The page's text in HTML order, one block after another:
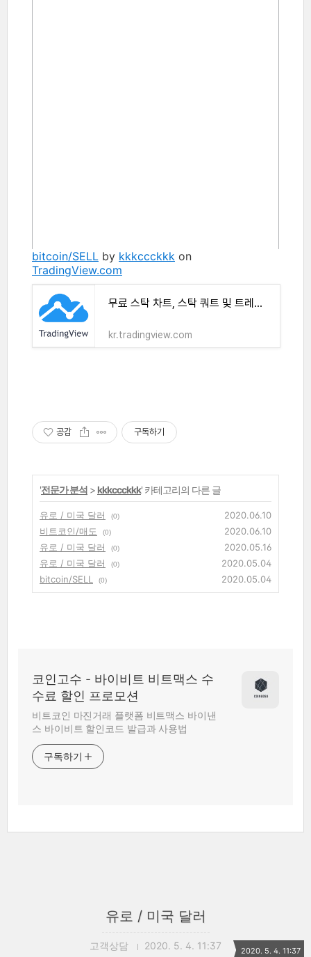
bitcoin/SELL by kkkccckkk on
TradingView.com
무료 스탁 차트, 스탁 쿼트 및 트레이드 아이디어
kr.tradingview.com
공감 구독하기
'전문가 분석 > kkkccckkk' 카테고리의 다른 글
유로 / 미국 달러 (0)
2020.06.10
비트코인/매도
(0)
2020.06.10
유로 / 미국 달러
(0)
2020.05.16
유로 / 미국 달러
(0)
2020.05.04
bitcoin/SELL
(0) 2020.05.04
코인고수 - 바이비트 비트맥스 수
수료 할인 프로모션
비트코인 마진거래 플랫폼 비트맥스 바이낸
스 바이비트 할인코드 발급과 사용법
구독하기
유로 / 미국 달러
고객상담 2020. 5. 4. 11:37 2020. 5. 4. 11:37